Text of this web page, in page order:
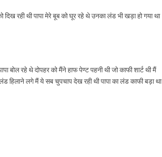
दिख रही थी पापा मेरे बूब को घूर रहे थे उनका लंड भी खड़ा हो गया था
बोल रहे थे दोपहर को मैंने हाफ पेण्ट पहनी थी जो काफी शार्ट थी मैं
लगे मैं ये सब चुपचाप देख रही थी पापा का लंड काफी बड़ा था